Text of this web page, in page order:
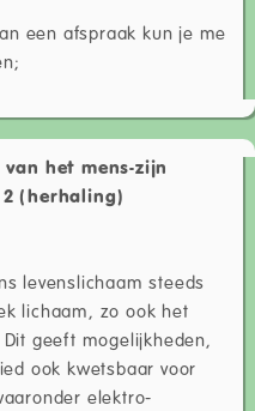
een afspraak kun je me
het mens-zijn
(herhaling)
levenslichaam steeds
lichaam, zo ook het
geeft mogelijkheden,
ook kwetsbaar voor
elektro-